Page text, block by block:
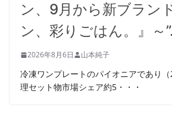
ン、9月から新ブラン
ン、彩りごはん。』～
2026年8月6日 山本純子
冷凍ワンプレートのパイオニアであり
理セット物市場シェア約5・・・